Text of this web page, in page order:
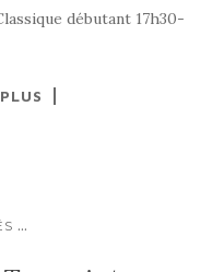
débutant 17h30-
...